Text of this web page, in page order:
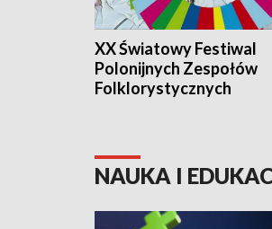
XX Światowy Festiwal
Polonijnych Zespołów
Folklorystycznych
NAUKA I